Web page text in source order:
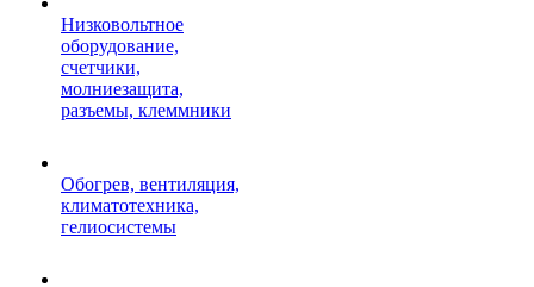
Низковольтное
оборудование,
счетчики,
молниезащита,
разъемы, клеммники
Обогрев, вентиляция,
климатотехника,
гелиосистемы